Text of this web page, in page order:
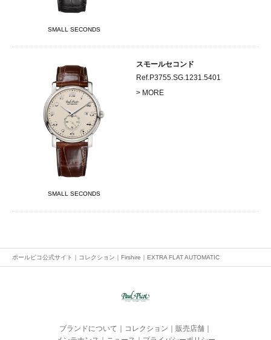
SMALL SECONDS
スモールセコンド
Ref.P3755.SG.1231.5401
> MORE
SMALL SECONDS
ポールピコ公式サイト ｜ コレクション ｜ Firshire ｜ EXTRA FLAT AUTOMATIC
ブランドについて コレクション 販売店舗